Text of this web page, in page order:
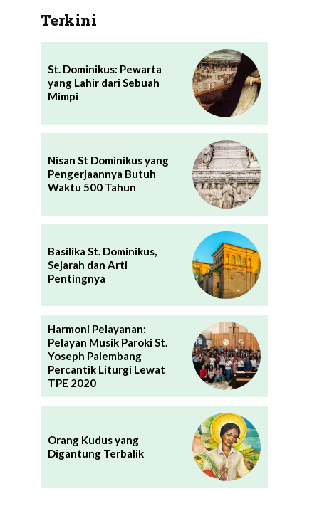
Terkini
St. Dominikus: Pewarta
yang Lahir dari Sebuah
Mimpi
Nisan St Dominikus yang
Pengerjaannya Butuh
Waktu 500 Tahun
Basilika St. Dominikus,
Sejarah dan Arti
Pentingnya
Harmoni Pelayanan:
Pelayan Musik Paroki St.
Yoseph Palembang
Percantik Liturgi Lewat
TPE 2020
Orang Kudus yang
Digantung Terbalik